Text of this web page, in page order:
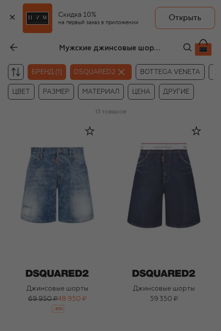
Скидка 10%
на первый заказ в приложении
Открыть
Мужские джинсовые шорты Dsquared2
БРЕНД (1) DSQUARED2 BOTTEGA VENETA
ЦВЕТ РАЗМЕР МАТЕРИАЛ ЦЕНА ДРУГИЕ
13 товаров
Джинсовые шорты
69 950 ₽48 950 ₽
-30%
Джинсовые шорты
59 350 ₽